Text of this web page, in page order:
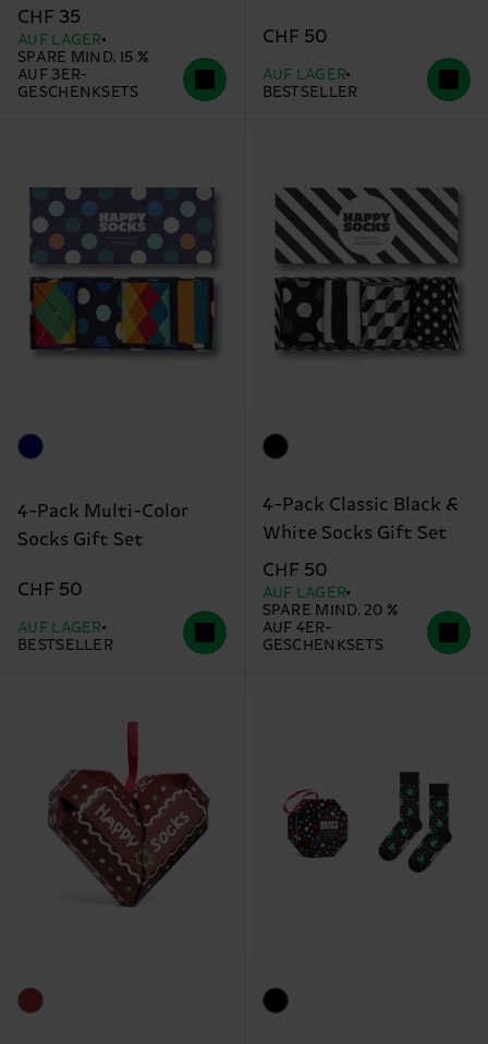
CHF 35
AUF LAGER
SPARE MIND. 15 %
AUF 3ER-
GESCHENKSETS
CHF 50
AUF LAGER
BESTSELLER
4-Pack Multi-Color
Socks Gift Set
CHF 50
AUF LAGER
BESTSELLER
4-Pack Classic Black &
White Socks Gift Set
CHF 50
AUF LAGER
SPARE MIND. 20 %
AUF 4ER-
GESCHENKSETS